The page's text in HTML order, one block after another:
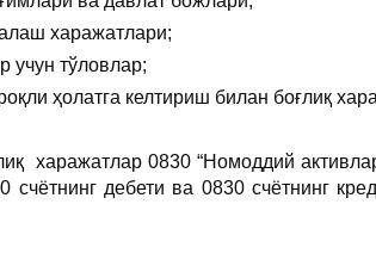
харажатлари;
учун тўловлар;
ҳолатга келтириш билан боғлиқ
харажатлар 0830 “Номоддий
дебети ва 0830 счётнинг